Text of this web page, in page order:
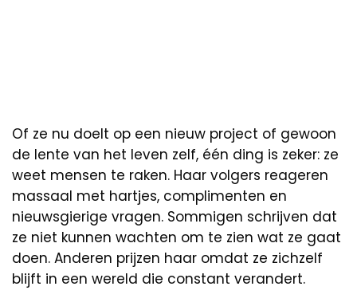
Of ze nu doelt op een nieuw project of gewoon
de lente van het leven zelf, één ding is zeker: ze
weet mensen te raken. Haar volgers reageren
massaal met hartjes, complimenten en
nieuwsgierige vragen. Sommigen schrijven dat
ze niet kunnen wachten om te zien wat ze gaat
doen. Anderen prijzen haar omdat ze zichzelf
blijft in een wereld die constant verandert.